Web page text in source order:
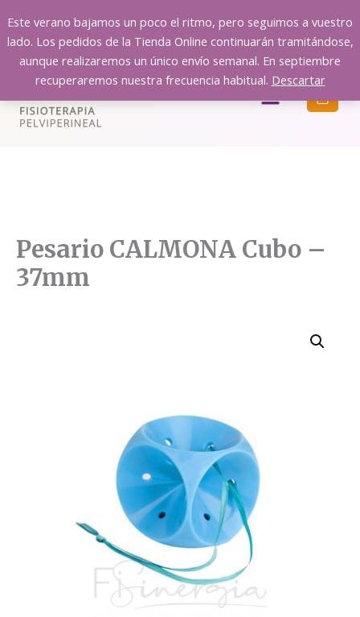
Este verano bajamos un poco el ritmo, pero seguimos a vuestro
lado. Los pedidos de la Tienda Online continuarán tramitándose,
aunque realizaremos un único envío semanal. En septiembre
recuperaremos nuestra frecuencia habitual. Descartar
contenido
Menú
Pesario CALMONA Cubo –
37mm